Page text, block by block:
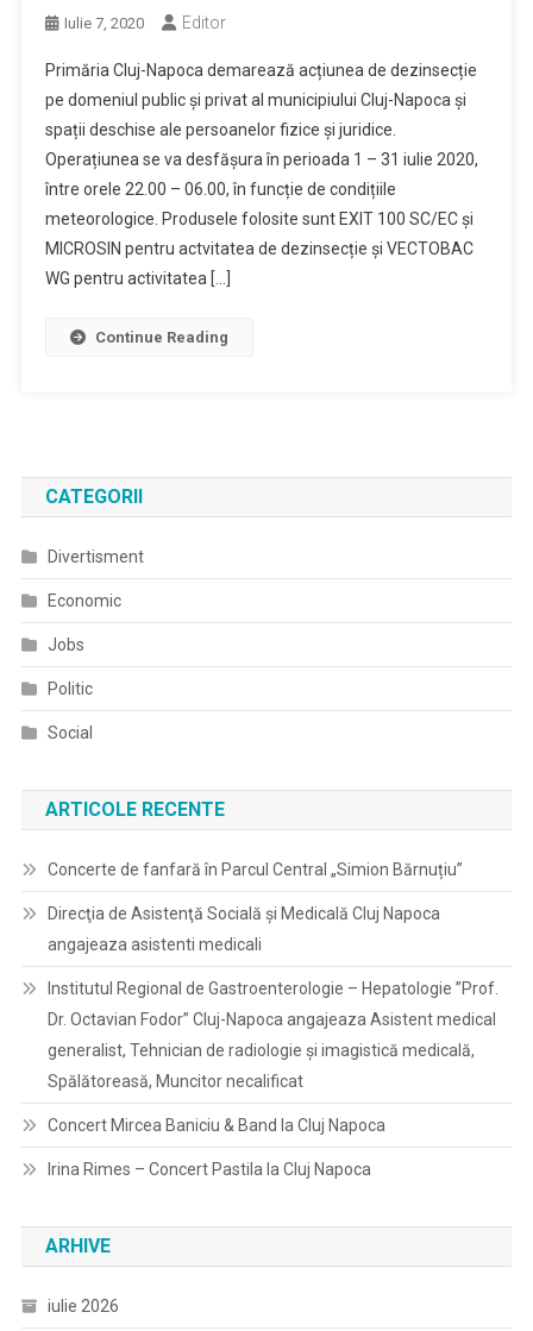
Iulie 7, 2020 Editor
Primăria Cluj-Napoca demarează acțiunea de dezinsecție
pe domeniul public și privat al municipiului Cluj-Napoca și
spații deschise ale persoanelor fizice și juridice.
Operațiunea se va desfășura în perioada 1 – 31 iulie 2020,
între orele 22.00 – 06.00, în funcție de condițiile
meteorologice. Produsele folosite sunt EXIT 100 SC/EC și
MICROSIN pentru actvitatea de dezinsecție și VECTOBAC
WG pentru activitatea […]
Continue Reading
CATEGORII
Divertisment
Economic
Jobs
Politic
Social
ARTICOLE RECENTE
Concerte de fanfară în Parcul Central „Simion Bărnuțiu”
Direcţia de Asistenţă Socială şi Medicală Cluj Napoca
angajeaza asistenti medicali
Institutul Regional de Gastroenterologie – Hepatologie ”Prof.
Dr. Octavian Fodor” Cluj-Napoca angajeaza Asistent medical
generalist, Tehnician de radiologie și imagistică medicală,
Spălătoreasă, Muncitor necalificat
Concert Mircea Baniciu & Band la Cluj Napoca
Irina Rimes – Concert Pastila la Cluj Napoca
ARHIVE
iulie 2026